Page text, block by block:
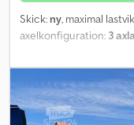
Skick: ny, maximal
axelkonfiguration: 3
9.30-U Tekniska data
Femdonslast: 18 000
547 kg Nyttolast ca: 38
lastad: 1 200 mm
Axelavstånd: 1 360 mm